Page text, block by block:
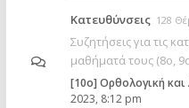
Κατευθύνσεις 128
Συζητήσεις για τις
μαθήματά τους (8ο,
[10o] Ορθολογική και
2023, 8:12 pm